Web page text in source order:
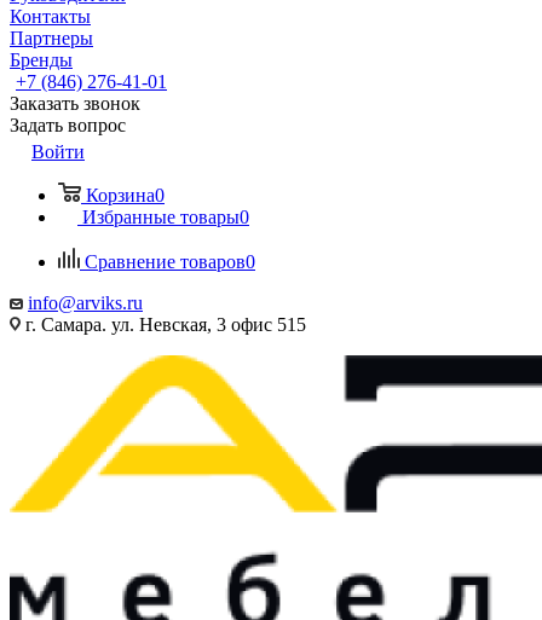
Контакты
Партнеры
Бренды
+7 (846) 276-41-01
Заказать звонок
Задать вопрос
Войти
Корзина0
Избранные товары0
Сравнение товаров0
info@arviks.ru
г. Самара. ул. Невская, 3 офис 515